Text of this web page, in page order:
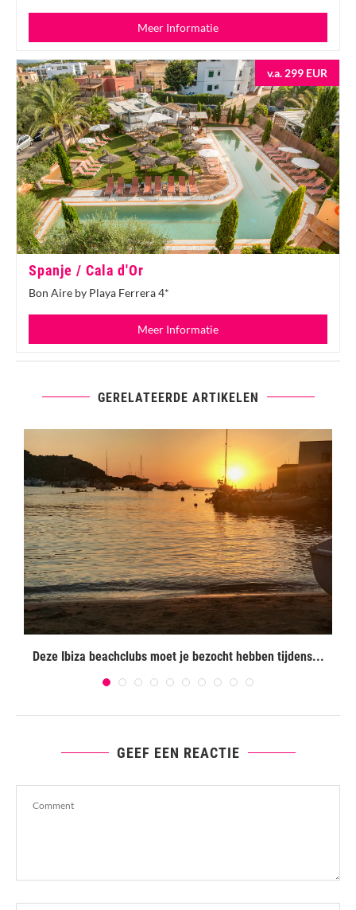
Meer Informatie
v.a. 299 EUR
Spanje / Cala d'Or
Bon Aire by Playa Ferrera 4*
Meer Informatie
GERELATEERDE ARTIKELEN
Deze Ibiza beachclubs moet je bezocht hebben tijdens...
GEEF EEN REACTIE